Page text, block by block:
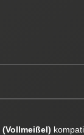
(Vollmeißel)